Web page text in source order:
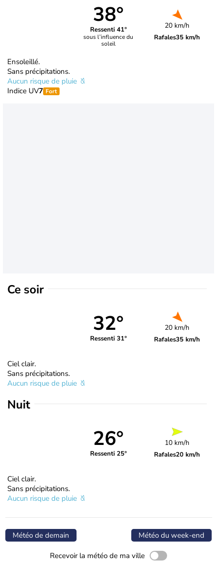
38°
Ressenti 41°
sous l’influence du
soleil
20 km/h
Rafales35 km/h
Ensoleillé.
Sans précipitations.
Aucun risque de pluie
Indice UV7 Fort
Ce soir
32°
Ressenti 31°
20 km/h
Rafales35 km/h
Ciel clair.
Sans précipitations.
Aucun risque de pluie
Nuit
26°
Ressenti 25°
10 km/h
Rafales20 km/h
Ciel clair.
Sans précipitations.
Aucun risque de pluie
Météo de demain Météo du week-end
Recevoir la météo de ma ville